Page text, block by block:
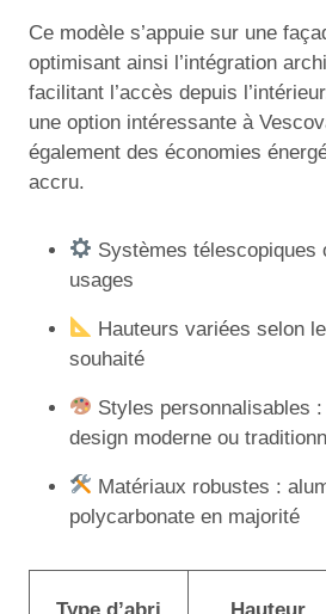
Ce modèle s’appuie sur une
optimisant ainsi l’intégration
facilitant l’accès depuis
une option intéressante à
également des économies
accru.
Systèmes télescopiques
usages
Hauteurs variées selon
souhaité
Styles personnalisables
design moderne ou
Matériaux robustes :
polycarbonate en majorité
Type d’abri Hauteur